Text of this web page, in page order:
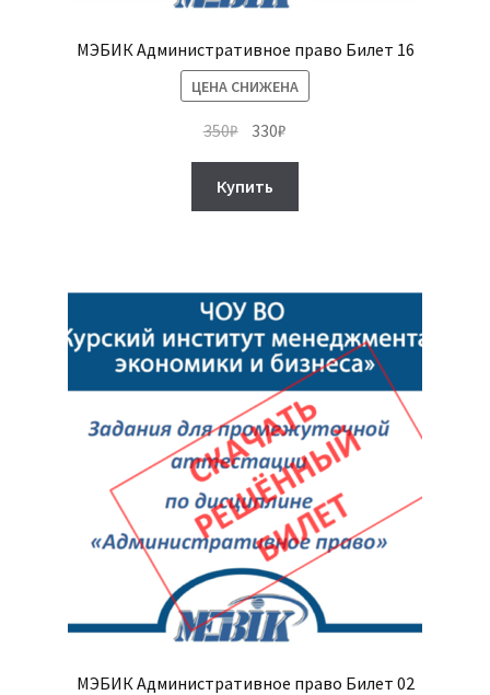
МЭБИК Административное право Билет 16
ЦЕНА СНИЖЕНА
350₽ Первоначальная
цена
составляла
350₽.
330₽
цена:
Купить
МЭБИК Административное право Билет 02